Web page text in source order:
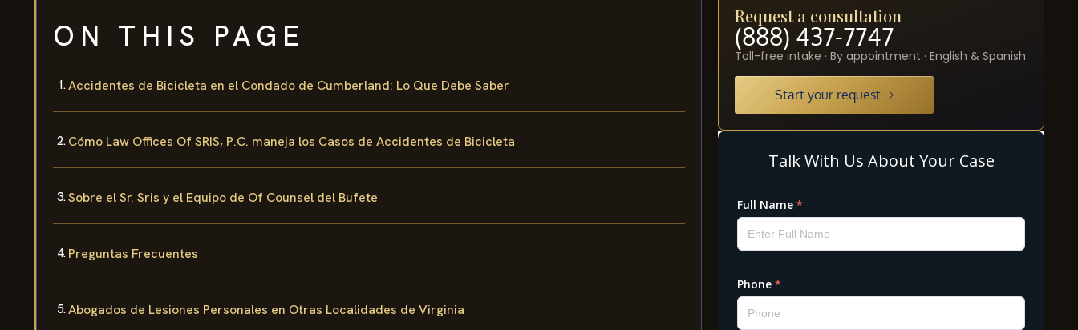
ON THIS PAGE
Accidentes de Bicicleta en el Condado de Cumberland: Lo Que Debe Saber
Cómo Law Offices Of SRIS, P.C. maneja los Casos de Accidentes de Bicicleta
Sobre el Sr. Sris y el Equipo de Of Counsel del Bufete
Preguntas Frecuentes
Abogados de Lesiones Personales en Otras Localidades de Virginia
Request a consultation
(888) 437-7747
Toll-free intake · By appointment · English & Spanish
Start your request